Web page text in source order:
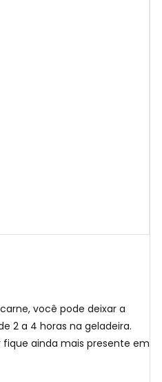
você pode deixar a
2 a 4 horas na geladeira.
fique ainda mais presente em